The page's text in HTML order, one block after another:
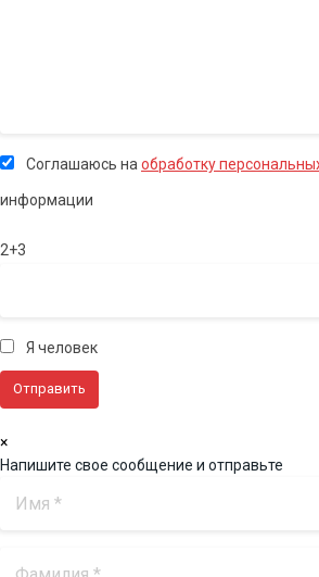
Соглашаюсь на обработку
информации
2+3
Я человек
×
Напишите свое сообщение и отправьте